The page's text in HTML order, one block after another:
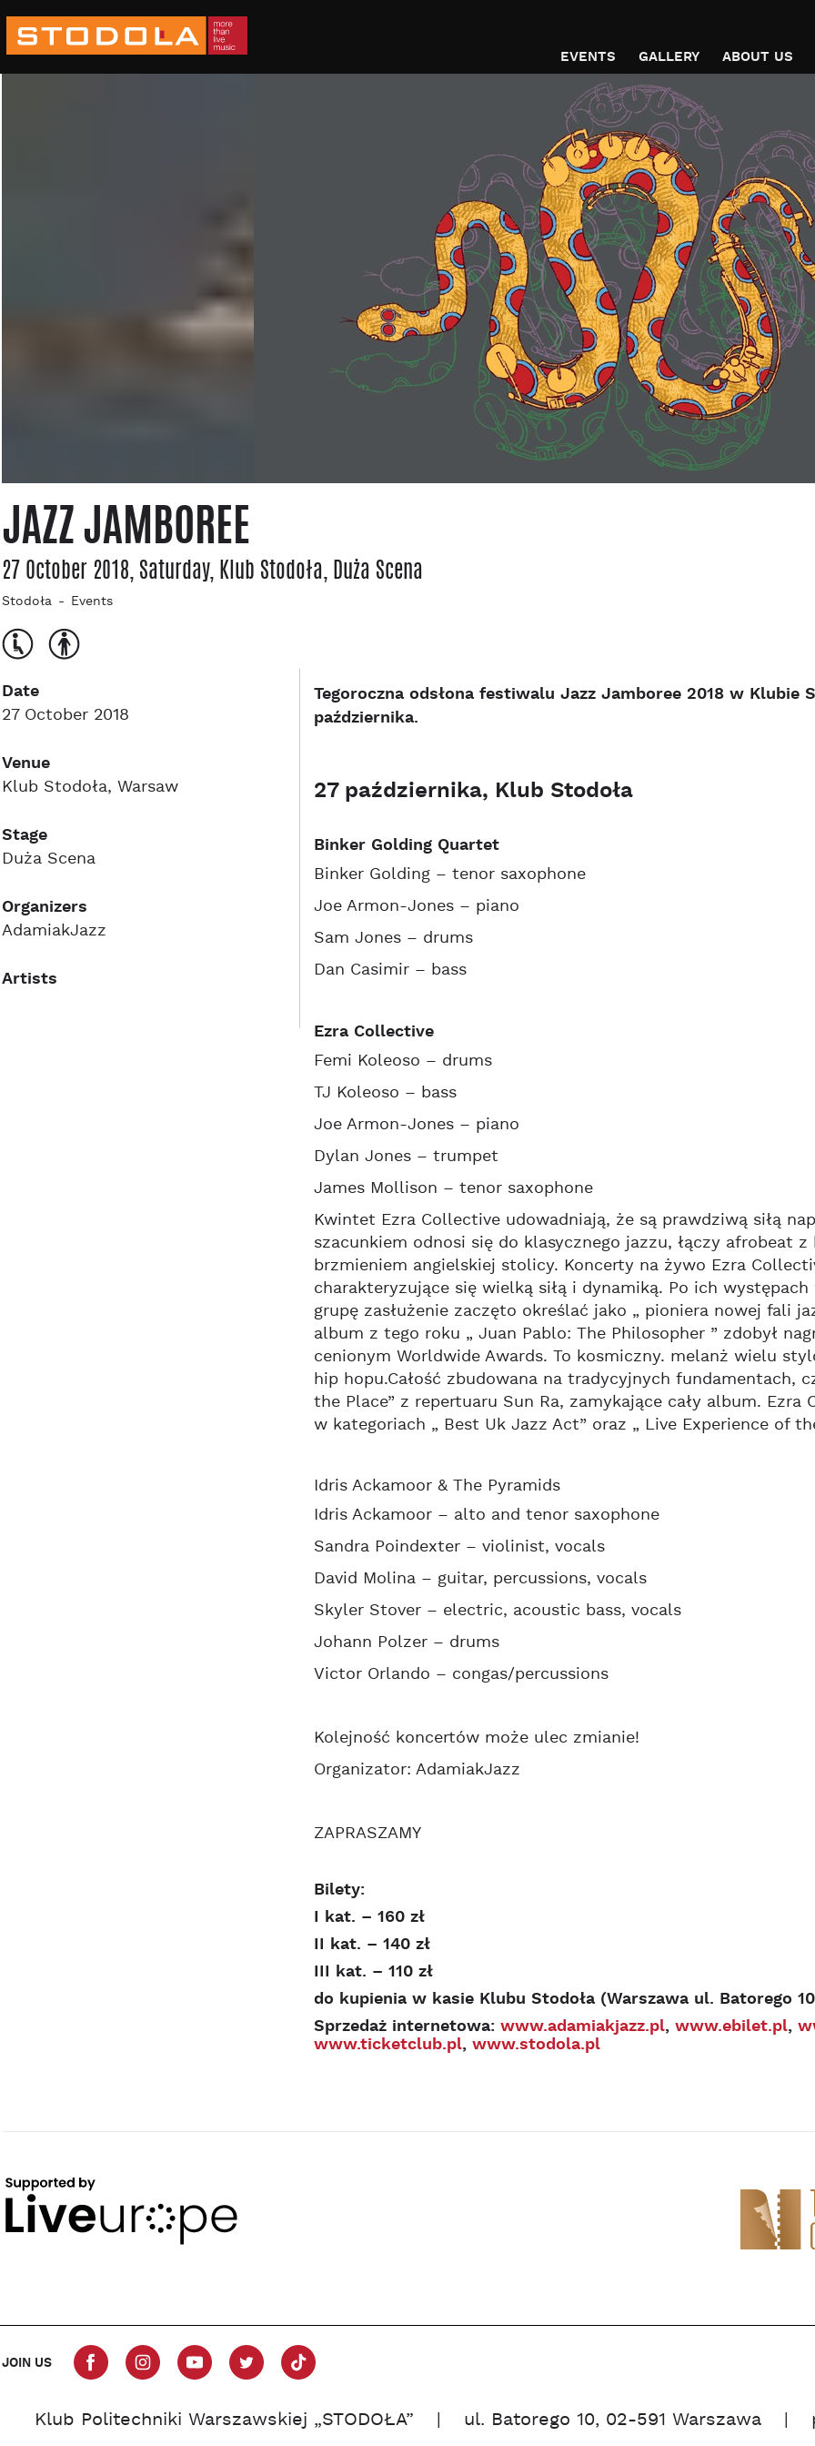
EVENTS
GALLERY ABOUT US
JAZZ JAMBOREE
27 October 2018, Saturday, Klub Stodoła, Duża Scena
Stodoła Events
Date
27 October 2018
Venue
Klub Stodoła, Warsaw
Stage
Duża Scena
Organizers
AdamiakJazz
Artists
Tegoroczna odsłona festiwalu Jazz Jamboree 2018 w Klubie
października.
27 października, Klub Stodoła
Binker Golding Quartet
Binker Golding – tenor saxophone
Joe Armon-Jones – piano
Sam Jones – drums
Dan Casimir – bass
Ezra Collective
Femi Koleoso – drums
TJ Koleoso – bass
Joe Armon-Jones – piano
Dylan Jones – trumpet
James Mollison – tenor saxophone
Kwintet Ezra Collective udowadniają, że są prawdziwą siłą
szacunkiem odnosi się do klasycznego jazzu, łączy afrobeat
brzmieniem angielskiej stolicy. Koncerty na żywo Ezra
charakteryzujące się wielką siłą i dynamiką. Po ich
grupę zasłużenie zaczęto określać jako „ pioniera nowej fali
album z tego roku „ Juan Pablo: The Philosopher ” zdobył
cenionym Worldwide Awards. To kosmiczny. melanż wielu
hip hopu.Całość zbudowana na tradycyjnych fundamentach,
the Place” z repertuaru Sun Ra, zamykające cały album.
w kategoriach „ Best Uk Jazz Act” oraz „ Live Experience of
Idris Ackamoor & The Pyramids
Idris Ackamoor – alto and tenor saxophone
Sandra Poindexter – violinist, vocals
David Molina – guitar, percussions, vocals
Skyler Stover – electric, acoustic bass, vocals
Johann Polzer – drums
Victor Orlando – congas/percussions
Kolejność koncertów może ulec zmianie!
Organizator: AdamiakJazz
ZAPRASZAMY
Bilety:
I kat. – 160 zł
II kat. – 140 zł
III kat. – 110 zł
do kupienia w kasie Klubu Stodoła (Warszawa ul. Batorego
Sprzedaż internetowa: www.adamiakjazz.pl, www.ebilet.pl,
www.ticketclub.pl, www.stodola.pl
JOIN US
Klub Politechniki Warszawskiej „STODOŁA” ul. Batorego 10, 02-591 Warszawa